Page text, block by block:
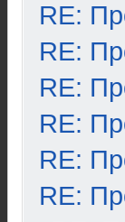
RE:
RE:
RE:
RE:
RE:
RE: